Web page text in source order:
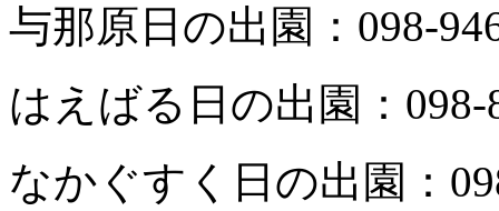
与那原日の出園： 098-
はえばる日の出園： 098-
なかぐすく日の出園：